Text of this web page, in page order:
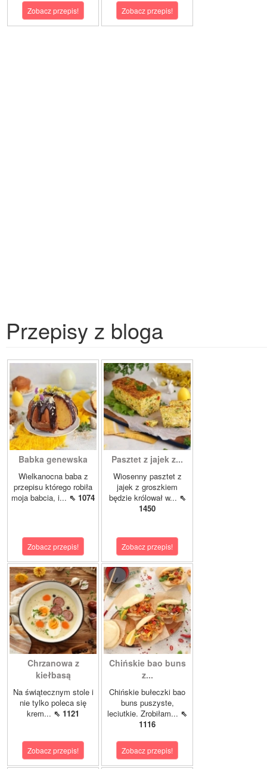
Zobacz przepis! Zobacz przepis!
Przepisy z bloga
Babka genewska
Wielkanocna baba z
przepisu którego robiła
moja babcia, i... ⇖ 1074
Zobacz przepis!
Pasztet z jajek z...
Wiosenny pasztet z
jajek z groszkiem
będzie królował w... ⇖
1450
Zobacz przepis!
Chrzanowa z
kiełbasą
Na świątecznym stole i
nie tylko poleca się
krem... ⇖ 1121
Zobacz przepis!
Chińskie bao buns
z...
Chińskie bułeczki bao
buns puszyste,
leciutkie. Zrobiłam... ⇖
1116
Zobacz przepis!